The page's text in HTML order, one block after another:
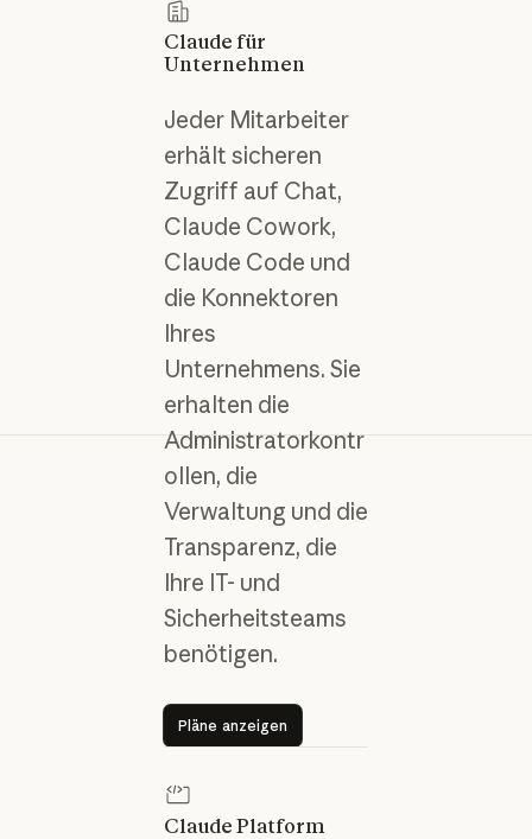
Claude für
Unternehmen
Jeder Mitarbeiter
erhält sicheren
Zugriff auf Chat,
Claude Cowork,
Claude Code und
die Konnektoren
Ihres
Unternehmens. Sie
erhalten die
Administratorkontr
ollen, die
Verwaltung und die
Transparenz, die
Ihre IT- und
Sicherheitsteams
benötigen.
Pläne anzeigen
Pläne anzeigen
Claude Platform